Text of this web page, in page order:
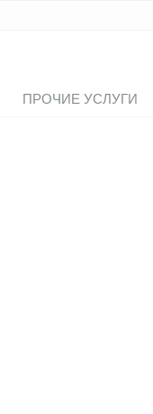
ПРОЧИЕ УСЛУГИ